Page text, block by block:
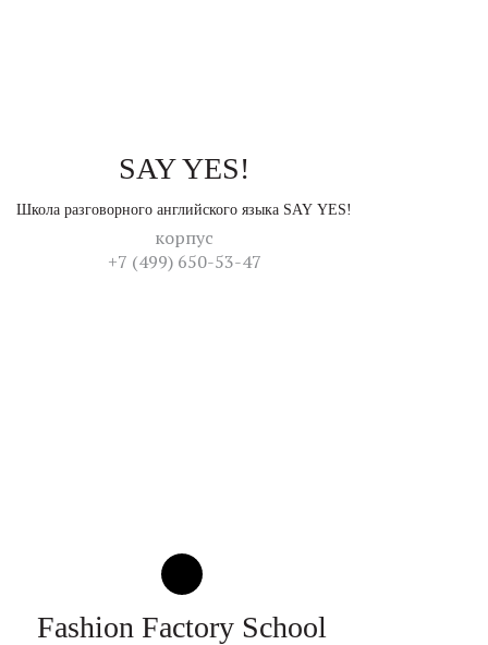
SAY YES!
Школа разговорного английского языка SAY YES!
корпус
+7 (499) 650-53-47
Fashion Factory School